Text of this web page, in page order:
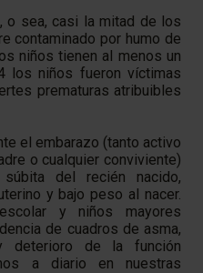
o sea, casi la mitad de los
contaminado por humo de
niños tienen al menos un
los niños fueron víctimas
prematuras atribuibles
el embarazo (tanto activo
o cualquier conviviente)
del recién nacido,
y bajo peso al nacer.
y niños mayores
de cuadros de asma,
deterioro de la función
a diario en nuestras